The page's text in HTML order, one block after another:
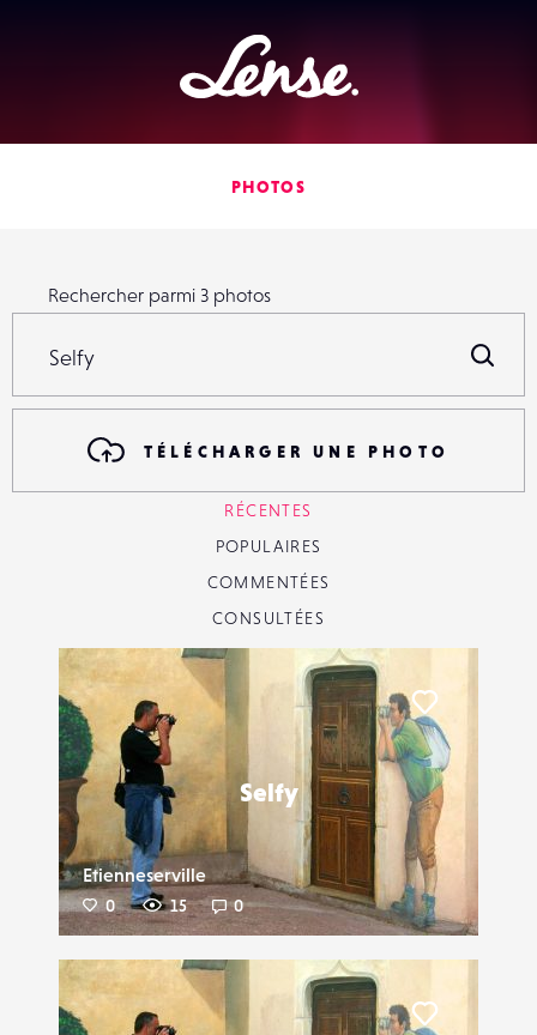
Lense
PHOTOS
Rechercher parmi 3 photos
TÉLÉCHARGER UNE PHOTO
RÉCENTES
POPULAIRES
COMMENTÉES
CONSULTÉES
Selfy
Etienneserville
0 15 0